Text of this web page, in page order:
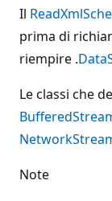
Il
prima di
riempire .
Le classi che
Note